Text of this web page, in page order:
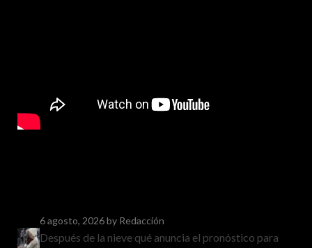
6 agosto, 2026by Redacción
Después de la nieve qué anuncia el pronóstico para